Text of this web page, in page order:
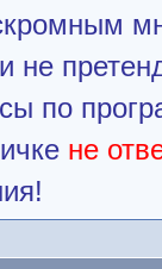
не
по
не